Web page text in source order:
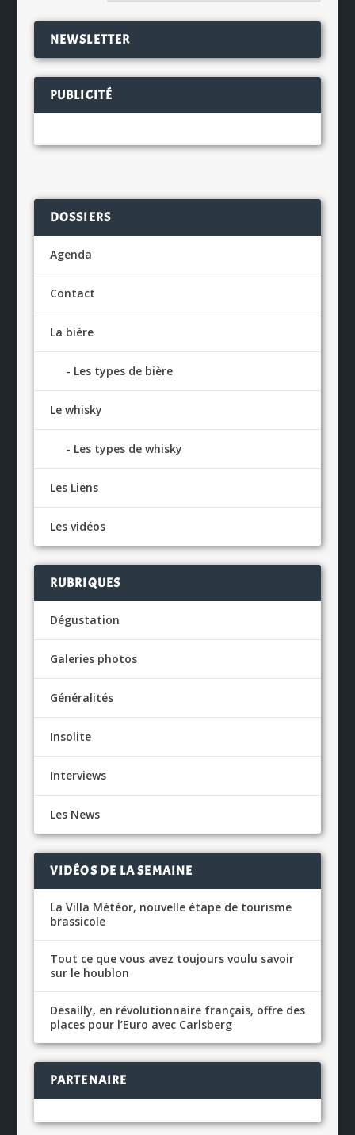
NEWSLETTER
PUBLICITÉ
DOSSIERS
Agenda
Contact
La bière
Les types de bière
Le whisky
Les types de whisky
Les Liens
Les vidéos
RUBRIQUES
Dégustation
Galeries photos
Généralités
Insolite
Interviews
Les News
VIDÉOS DE LA SEMAINE
La Villa Météor, nouvelle étape de tourisme
brassicole
Tout ce que vous avez toujours voulu savoir
sur le houblon
Desailly, en révolutionnaire français, offre des
places pour l’Euro avec Carlsberg
PARTENAIRE